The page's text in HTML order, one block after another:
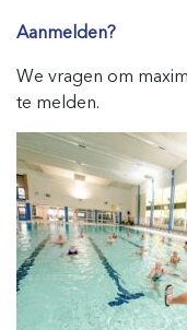
Aanmelden?
We vragen om
te melden.